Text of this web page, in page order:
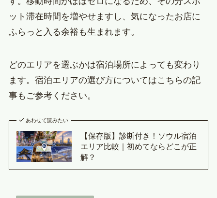
ット滞在時間を増やせますし、気になったお店に
ふらっと入る余裕も生まれます。
どのエリアを選ぶかは宿泊場所によっても変わり
ます。宿泊エリアの選び方についてはこちらの記
事もご参考ください。
あわせて読みたい
【保存版】診断付き！ソウル宿泊
エリア比較｜初めてならどこが正
解？